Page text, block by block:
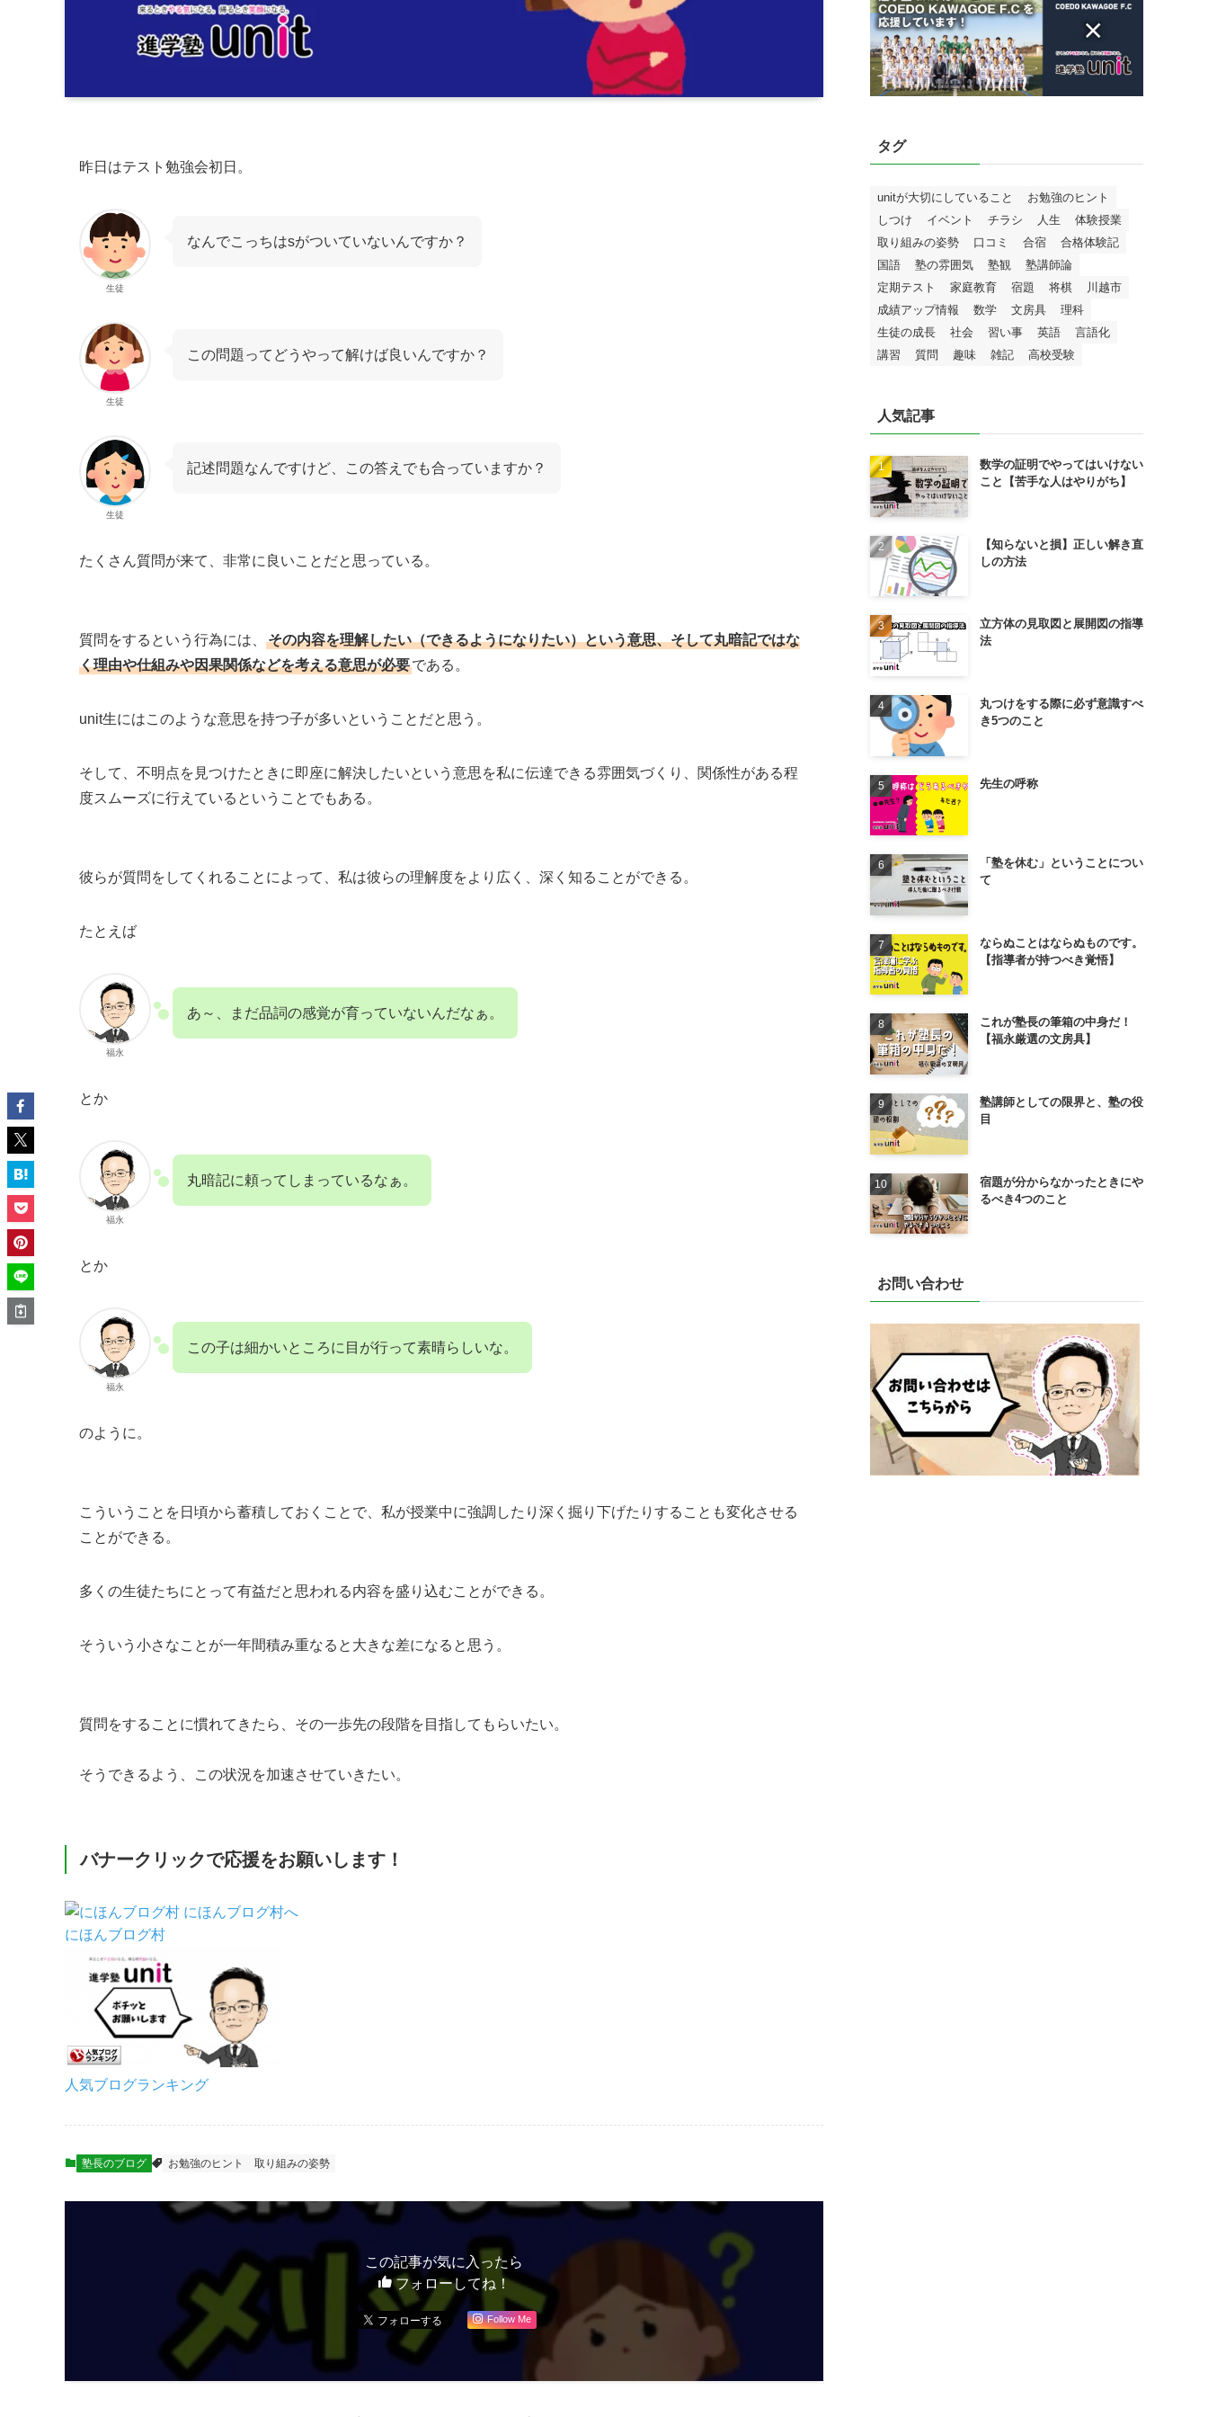
昨日はテスト勉強会初日。
生徒
なんでこっちはsがついていないんですか？
生徒
この問題ってどうやって解けば良いんですか？
生徒
記述問題なんですけど、この答えでも合っていますか？
たくさん質問が来て、非常に良いことだと思っている。
質問をするという行為には、
その内容を理解したい（できるようになりたい）という意思、そして丸暗記ではな
く理由や仕組みや因果関係などを考える意思が必要である。
unit生にはこのような意思を持つ子が多いということだと思う。
そして、不明点を見つけたときに即座に解決したいという意思を私に伝達できる雰囲気づくり、関係性がある程
度スムーズに行えているということでもある。
彼らが質問をしてくれることによって、私は彼らの理解度をより広く、深く知ることができる。
たとえば
福永
あ～、まだ品詞の感覚が育っていないんだなぁ。
とか
福永
丸暗記に頼ってしまっているなぁ。
とか
福永
この子は細かいところに目が行って素晴らしいな。
のように。
こういうことを日頃から蓄積しておくことで、私が授業中に強調したり深く掘り下げたりすることも変化させる
ことができる。
多くの生徒たちにとって有益だと思われる内容を盛り込むことができる。
そういう小さなことが一年間積み重なると大きな差になると思う。
質問をすることに慣れてきたら、その一歩先の段階を目指してもらいたい。
そうできるよう、この状況を加速させていきたい。
バナークリックで応援をお願いします！
にほんブログ村
人気ブログランキング
塾長のブログ お勉強のヒント 取り組みの姿勢
この記事が気に入ったら
フォローしてね！
Follow Me
タグ
unitが大切にしていること
お勉強のヒント
しつけ
イベント チラシ 人生
体験授業
取り組みの姿勢
口コミ 合宿
合格体験記
国語
塾の雰囲気 塾観
塾講師論
定期テスト
家庭教育 宿題 将棋
川越市
成績アップ情報
数学 文房具
理科
生徒の成長
社会 習い事 英語
言語化
講習
質問 趣味 雑記 高校受験
人気記事
数学の証明でやってはいけない
こと【苦手な人はやりがち】
【知らないと損】正しい解き直
しの方法
立方体の見取図と展開図の指導
法
丸つけをする際に必ず意識すべ
き5つのこと
先生の呼称
「塾を休む」ということについ
て
ならぬことはならぬものです。
【指導者が持つべき覚悟】
これが塾長の筆箱の中身だ！
【福永厳選の文房具】
塾講師としての限界と、塾の役
目
宿題が分からなかったときにや
るべき4つのこと
お問い合わせ